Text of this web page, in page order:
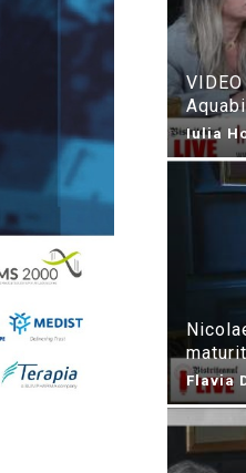
Iulia
Flavia